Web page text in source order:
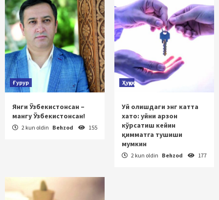
Ғурур
Янги Ўзбекистонсан –
мангу Ўзбекистонсан!
2 kun oldin Behzod 155
Ҳуқуқ
Уй олишдаги энг катта
хато: уйни арзон
кўрсатиш кейин
қимматга тушиши
мумкин
2 kun oldin Behzod 177